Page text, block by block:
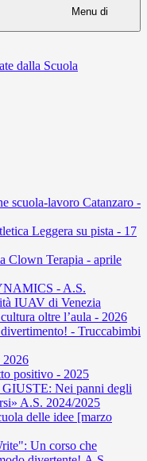
Menu di
dalla Scuola
scuola-lavoro Catanzaro -
Leggera su pista - 17
Clown Terapia - aprile
- A.S.
IUAV di Venezia
oltre l’aula - 2026
- Truccabimbi
2026
positivo - 2025
Nei panni degli
A.S. 2024/2025
delle idee [marzo
Un corso che